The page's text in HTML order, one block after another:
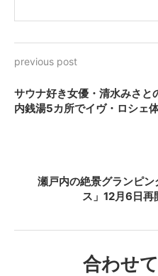
previous post
サウナ好き女優・清水みさと
内銭湯5カ所でイヴ・ロシェ
瀬戸内の絶景グランピ
ス」12月6日再
合わせ